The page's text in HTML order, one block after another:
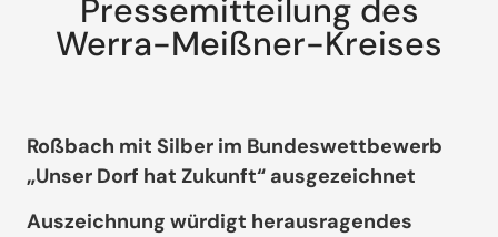
Pressemitteilung des
Werra-Meißner-Kreises
Roßbach mit Silber im Bundeswettbewerb
„Unser Dorf hat Zukunft“ ausgezeichnet
Auszeichnung würdigt herausragendes